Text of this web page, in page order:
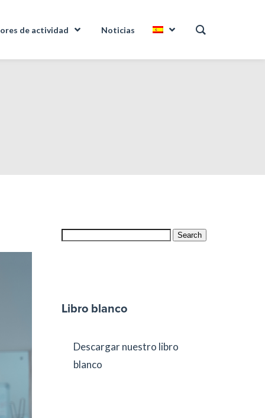
de actividad Noticias
Search
Libro blanco
Descargar nuestro libro
blanco